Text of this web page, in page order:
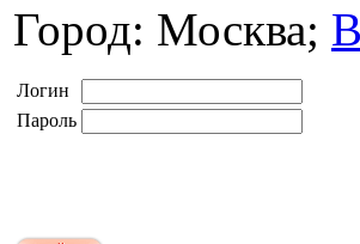
Город: Москва;
Логин
Пароль